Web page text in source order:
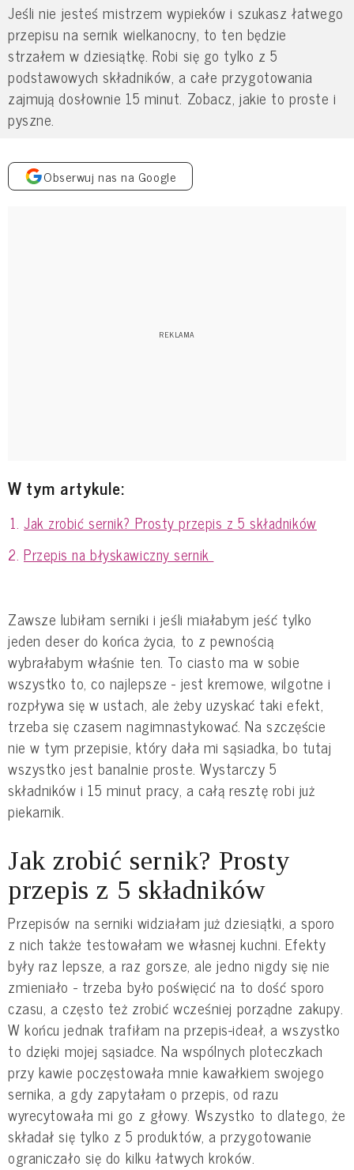
Jeśli nie jesteś mistrzem wypieków i szukasz łatwego
przepisu na sernik wielkanocny, to ten będzie
strzałem w dziesiątkę. Robi się go tylko z 5
podstawowych składników, a całe przygotowania
zajmują dosłownie 15 minut. Zobacz, jakie to proste i
pyszne.
Obserwuj nas na Google
W tym artykule:
Jak zrobić sernik? Prosty przepis z 5 składników
Przepis na błyskawiczny sernik
Zawsze lubiłam serniki i jeśli miałabym jeść tylko
jeden deser do końca życia, to z pewnością
wybrałabym właśnie ten. To ciasto ma w sobie
wszystko to, co najlepsze - jest kremowe, wilgotne i
rozpływa się w ustach, ale żeby uzyskać taki efekt,
trzeba się czasem nagimnastykować. Na szczęście
nie w tym przepisie, który dała mi sąsiadka, bo tutaj
wszystko jest banalnie proste. Wystarczy 5
składników i 15 minut pracy, a całą resztę robi już
piekarnik.
Jak zrobić sernik? Prosty
przepis z 5 składników
Przepisów na serniki widziałam już dziesiątki, a sporo
z nich także testowałam we własnej kuchni. Efekty
były raz lepsze, a raz gorsze, ale jedno nigdy się nie
zmieniało - trzeba było poświęcić na to dość sporo
czasu, a często też zrobić wcześniej porządne zakupy.
W końcu jednak trafiłam na przepis-ideał, a wszystko
to dzięki mojej sąsiadce. Na wspólnych ploteczkach
przy kawie poczęstowała mnie kawałkiem swojego
sernika, a gdy zapytałam o przepis, od razu
wyrecytowała mi go z głowy. Wszystko to dlatego, że
składał się tylko z 5 produktów, a przygotowanie
ograniczało się do kilku łatwych kroków.